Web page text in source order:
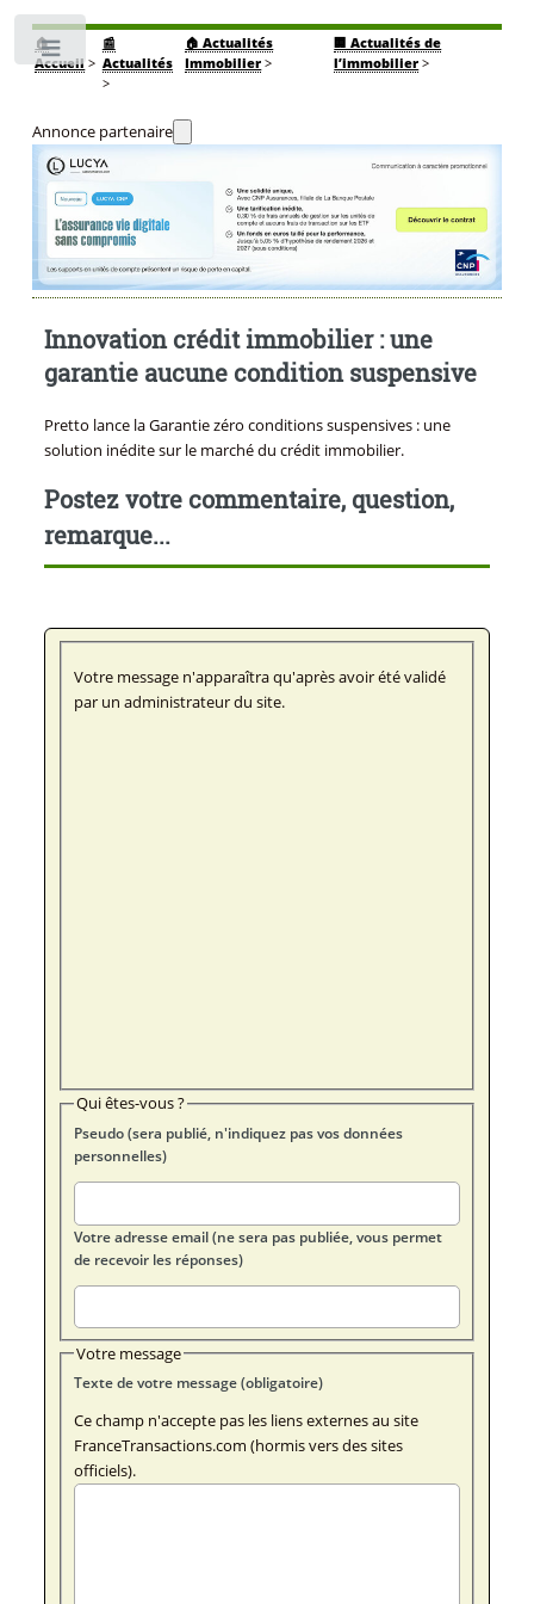
🏠
Accueil>
📰
Actualités
>
🏠 Actualités
Immobilier >
🏢 Actualités de
l’immobilier >
Annonce partenaire
Innovation crédit immobilier : une
garantie aucune condition suspensive
Pretto lance la Garantie zéro conditions suspensives : une
solution inédite sur le marché du crédit immobilier.
Postez votre commentaire, question,
remarque...
Votre message n'apparaîtra qu'après avoir été validé
par un administrateur du site.
Qui êtes-vous ?
Pseudo (sera publié, n'indiquez pas vos données
personnelles)
Votre adresse email (ne sera pas publiée, vous permet
de recevoir les réponses)
Votre message
Texte de votre message (obligatoire)
Ce champ n'accepte pas les liens externes au site
FranceTransactions.com (hormis vers des sites
officiels).
Toggle